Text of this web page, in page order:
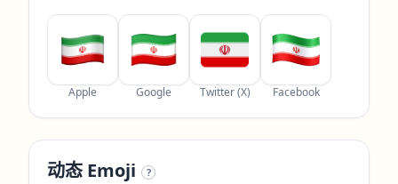
Apple Google Twitter (X) Facebook
动态 Emoji ?